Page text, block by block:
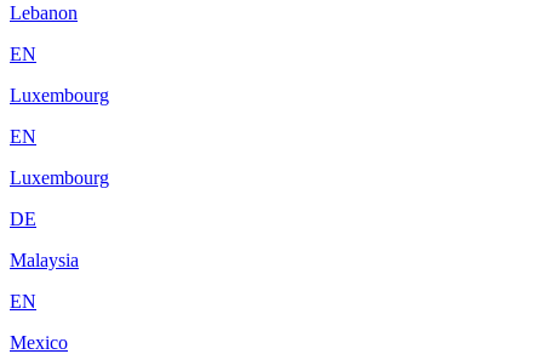
Lebanon
EN
Luxembourg
EN
Luxembourg
DE
Malaysia
EN
Mexico